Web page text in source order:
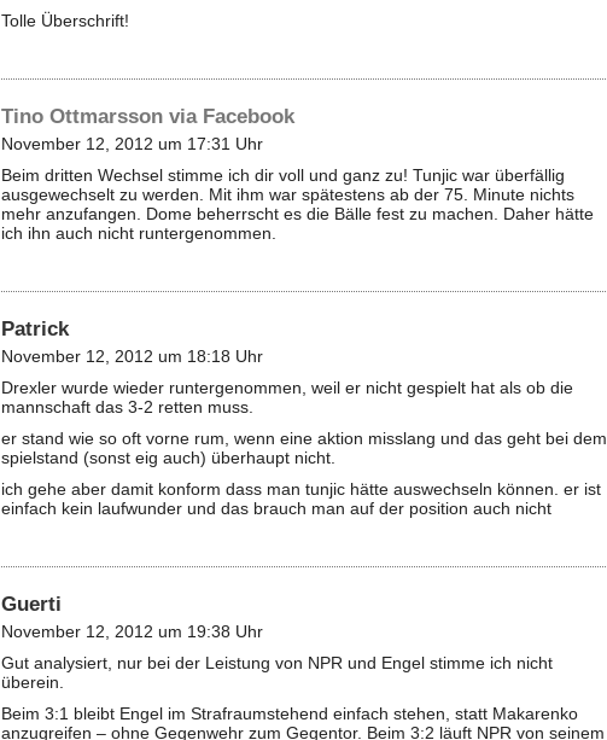
Tolle Überschrift!
Tino Ottmarsson via Facebook
November 12, 2012 um 17:31 Uhr
Beim dritten Wechsel stimme ich dir voll und ganz zu! Tunjic war überfällig
ausgewechselt zu werden. Mit ihm war spätestens ab der 75. Minute nichts
mehr anzufangen. Dome beherrscht es die Bälle fest zu machen. Daher hätte
ich ihn auch nicht runtergenommen.
Patrick
November 12, 2012 um 18:18 Uhr
Drexler wurde wieder runtergenommen, weil er nicht gespielt hat als ob die
mannschaft das 3-2 retten muss.
er stand wie so oft vorne rum, wenn eine aktion misslang und das geht bei dem
spielstand (sonst eig auch) überhaupt nicht.
ich gehe aber damit konform dass man tunjic hätte auswechseln können. er ist
einfach kein laufwunder und das brauch man auf der position auch nicht
Guerti
November 12, 2012 um 19:38 Uhr
Gut analysiert, nur bei der Leistung von NPR und Engel stimme ich nicht
überein.
Beim 3:1 bleibt Engel im Strafraumstehend einfach stehen, statt Makarenko
anzugreifen – ohne Gegenwehr zum Gegentor. Beim 3:2 läuft NPR von seinem